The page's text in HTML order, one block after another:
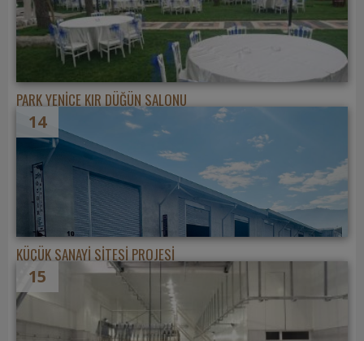
PARK YENİCE KIR DÜĞÜN SALONU
14
KÜÇÜK SANAYİ SİTESİ PROJESİ
15